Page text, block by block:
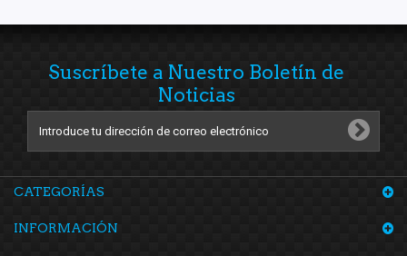
Suscríbete a Nuestro Boletín de
Noticias
CATEGORÍAS
INFORMACIÓN